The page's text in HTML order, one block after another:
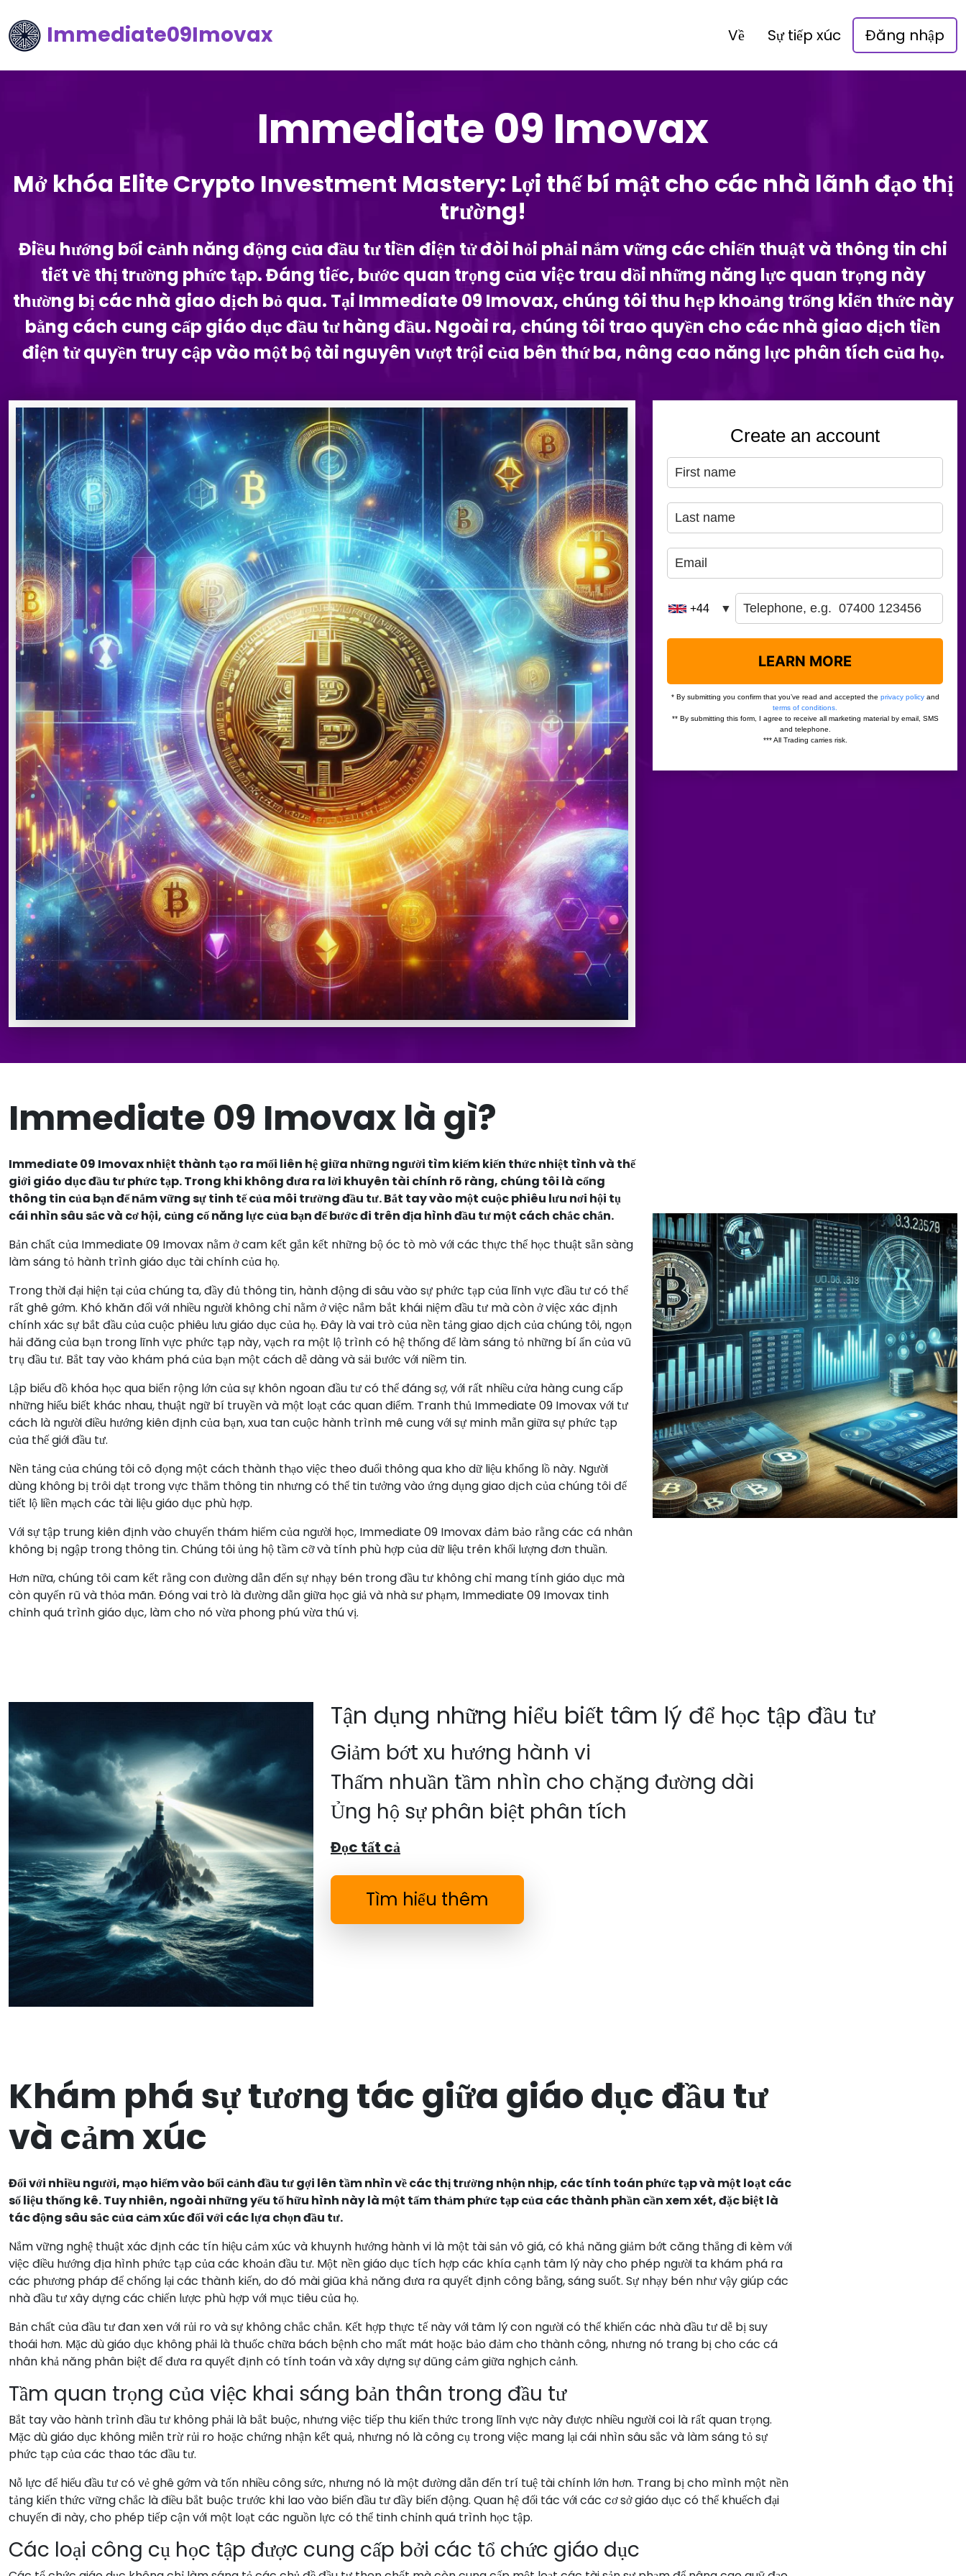
Immediate09Imovax Về Sự tiếp xúc Đăng nhập
Immediate 09 Imovax
Mở khóa Elite Crypto Investment Mastery: Lợi thế bí mật cho các nhà lãnh đạo thị
trường!
Điều hướng bối cảnh năng động của đầu tư tiền điện tử đòi hỏi phải nắm vững các chiến thuật và thông tin chi
tiết về thị trường phức tạp. Đáng tiếc, bước quan trọng của việc trau dồi những năng lực quan trọng này
thường bị các nhà giao dịch bỏ qua. Tại Immediate 09 Imovax, chúng tôi thu hẹp khoảng trống kiến thức này
bằng cách cung cấp giáo dục đầu tư hàng đầu. Ngoài ra, chúng tôi trao quyền cho các nhà giao dịch tiền
điện tử quyền truy cập vào một bộ tài nguyên vượt trội của bên thứ ba, nâng cao năng lực phân tích của họ.
Immediate 09 Imovax là gì?
Immediate 09 Imovax nhiệt thành tạo ra mối liên hệ giữa những người tìm kiếm kiến thức nhiệt tình và thế
giới giáo dục đầu tư phức tạp. Trong khi không đưa ra lời khuyên tài chính rõ ràng, chúng tôi là cổng
thông tin của bạn để nắm vững sự tinh tế của môi trường đầu tư. Bắt tay vào một cuộc phiêu lưu nơi hội tụ
cái nhìn sâu sắc và cơ hội, củng cố năng lực của bạn để bước đi trên địa hình đầu tư một cách chắc chắn.
Bản chất của Immediate 09 Imovax nằm ở cam kết gắn kết những bộ óc tò mò với các thực thể học thuật sẵn sàng
làm sáng tỏ hành trình giáo dục tài chính của họ.
Trong thời đại hiện tại của chúng ta, đầy đủ thông tin, hành động đi sâu vào sự phức tạp của lĩnh vực đầu tư có thể
rất ghê gớm. Khó khăn đối với nhiều người không chỉ nằm ở việc nắm bắt khái niệm đầu tư mà còn ở việc xác định
chính xác sự bắt đầu của cuộc phiêu lưu giáo dục của họ. Đây là vai trò của nền tảng giao dịch của chúng tôi, ngọn
hải đăng của bạn trong lĩnh vực phức tạp này, vạch ra một lộ trình có hệ thống để làm sáng tỏ những bí ẩn của vũ
trụ đầu tư. Bắt tay vào khám phá của bạn một cách dễ dàng và sải bước với niềm tin.
Lập biểu đồ khóa học qua biển rộng lớn của sự khôn ngoan đầu tư có thể đáng sợ, với rất nhiều cửa hàng cung cấp
những hiểu biết khác nhau, thuật ngữ bí truyền và một loạt các quan điểm. Tranh thủ Immediate 09 Imovax với tư
cách là người điều hướng kiên định của bạn, xua tan cuộc hành trình mê cung với sự minh mẫn giữa sự phức tạp
của thế giới đầu tư.
Nền tảng của chúng tôi cô đọng một cách thành thạo việc theo đuổi thông qua kho dữ liệu khổng lồ này. Người
dùng không bị trôi dạt trong vực thẳm thông tin nhưng có thể tin tưởng vào ứng dụng giao dịch của chúng tôi để
tiết lộ liền mạch các tài liệu giáo dục phù hợp.
Với sự tập trung kiên định vào chuyến thám hiểm của người học, Immediate 09 Imovax đảm bảo rằng các cá nhân
không bị ngập trong thông tin. Chúng tôi ủng hộ tầm cỡ và tính phù hợp của dữ liệu trên khối lượng đơn thuần.
Hơn nữa, chúng tôi cam kết rằng con đường dẫn đến sự nhạy bén trong đầu tư không chỉ mang tính giáo dục mà
còn quyến rũ và thỏa mãn. Đóng vai trò là đường dẫn giữa học giả và nhà sư phạm, Immediate 09 Imovax tinh
chỉnh quá trình giáo dục, làm cho nó vừa phong phú vừa thú vị.
Tận dụng những hiểu biết tâm lý để học tập đầu tư
Giảm bớt xu hướng hành vi
Thấm nhuần tầm nhìn cho chặng đường dài
Ủng hộ sự phân biệt phân tích
Đọc tất cả
Tìm hiểu thêm
Khám phá sự tương tác giữa giáo dục đầu tư
và cảm xúc
Đối với nhiều người, mạo hiểm vào bối cảnh đầu tư gợi lên tầm nhìn về các thị trường nhộn nhịp, các tính toán phức tạp và một loạt các
số liệu thống kê. Tuy nhiên, ngoài những yếu tố hữu hình này là một tấm thảm phức tạp của các thành phần cần xem xét, đặc biệt là
tác động sâu sắc của cảm xúc đối với các lựa chọn đầu tư.
Nắm vững nghệ thuật xác định các tín hiệu cảm xúc và khuynh hướng hành vi là một tài sản vô giá, có khả năng giảm bớt căng thẳng đi kèm với
việc điều hướng địa hình phức tạp của các khoản đầu tư. Một nền giáo dục tích hợp các khía cạnh tâm lý này cho phép người ta khám phá ra
các phương pháp để chống lại các thành kiến, do đó mài giũa khả năng đưa ra quyết định công bằng, sáng suốt. Sự nhạy bén như vậy giúp các
nhà đầu tư xây dựng các chiến lược phù hợp với mục tiêu của họ.
Bản chất của đầu tư đan xen với rủi ro và sự không chắc chắn. Kết hợp thực tế này với tâm lý con người có thể khiến các nhà đầu tư dễ bị suy
thoái hơn. Mặc dù giáo dục không phải là thuốc chữa bách bệnh cho mất mát hoặc bảo đảm cho thành công, nhưng nó trang bị cho các cá
nhân khả năng phân biệt để đưa ra quyết định có tính toán và xây dựng sự dũng cảm giữa nghịch cảnh.
Tầm quan trọng của việc khai sáng bản thân trong đầu tư
Bắt tay vào hành trình đầu tư không phải là bắt buộc, nhưng việc tiếp thu kiến thức trong lĩnh vực này được nhiều người coi là rất quan trọng.
Mặc dù giáo dục không miễn trừ rủi ro hoặc chứng nhận kết quả, nhưng nó là công cụ trong việc mang lại cái nhìn sâu sắc và làm sáng tỏ sự
phức tạp của các thao tác đầu tư.
Nỗ lực để hiểu đầu tư có vẻ ghê gớm và tốn nhiều công sức, nhưng nó là một đường dẫn đến trí tuệ tài chính lớn hơn. Trang bị cho mình một nền
tảng kiến thức vững chắc là điều bắt buộc trước khi lao vào biển đầu tư đầy biến động. Quan hệ đối tác với các cơ sở giáo dục có thể khuếch đại
chuyến đi này, cho phép tiếp cận với một loạt các nguồn lực có thể tinh chỉnh quá trình học tập.
Các loại công cụ học tập được cung cấp bởi các tổ chức giáo dục